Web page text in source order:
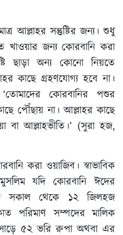
আল্লাহর সন্তুষ্টির জন্য। শুধু
জন্য কোরবানি করা
ছাড়া অন্য কোনো নিয়তে
কাছে গ্রহণযোগ্য হবে না।
কোরবানির পশুর
পৌঁছায় না। আল্লাহর কাছে
বা আল্লাহভীতি।’ (সুরা হজ,
করা ওয়াজিব। স্বাভাবিক
মুসলিম যদি কোরবানি ঈদের
সকাল থেকে ১২ জিলহজ
পরিমাণ সম্পদের মালিক
সাড়ে ৫২ ভরি রুপা অথবা এর